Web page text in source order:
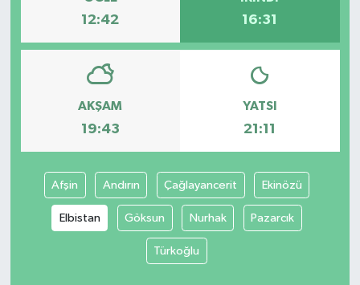
12:42 16:31
AKŞAM
19:43
YATSI
21:11
Afşin Andırın Çağlayancerit Ekinözü
Elbistan Göksun Nurhak Pazarcık
Türkoğlu